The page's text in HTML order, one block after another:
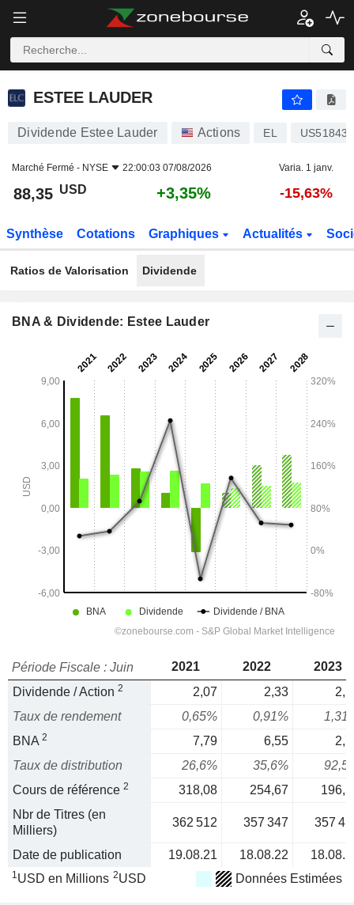
ESTEE LAUDER
ESTEE LAUDER
Dividende Estee Lauder Actions EL
Marché Fermé - NYSE 22:00:03 07/08/2026 Varia. 1 janv.
88,35 USD +3,35% -15,63%
Synthèse Cotations Graphiques Actualités
Ratios de Valorisation Dividende
BNA & Dividende: Estee Lauder
Période Fiscale : Juin 2021 2022
2023
Dividende / Action 2 2,07 2,33
Taux de rendement
0,65% 0,91%
BNA 2 7,79 6,55
Taux de distribution
26,6% 35,6%
Cours de référence 2 318,08 254,67
Nbr de Titres (en
Milliers)
362 512 357 347 357
Date de publication 19.08.21 18.08.22
1USD en Millions 2USD Données Estimées